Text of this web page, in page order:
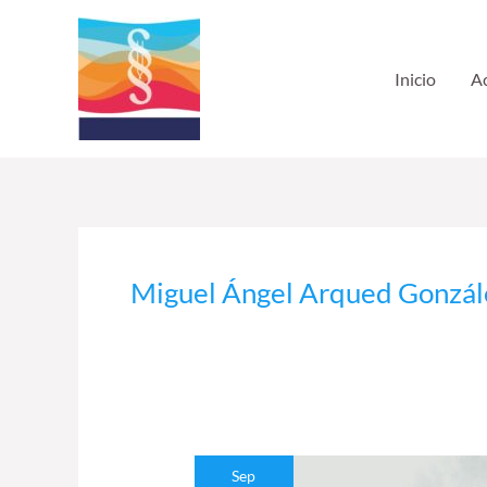
Inicio
Miguel Ángel Arqued
Sep
Yerma